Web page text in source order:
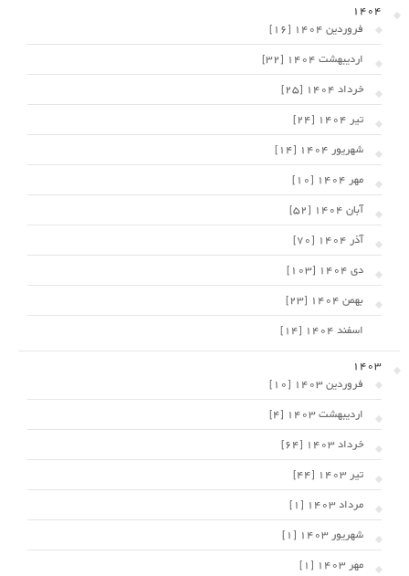
1404
فروردین 1404 [16]
اردیبهشت 1404 [32]
خرداد 1404 [25]
تیر 1404 [24]
شهریور 1404 [14]
مهر 1404 [10]
آبان 1404 [52]
آذر 1404 [70]
دی 1404 [103]
بهمن 1404 [23]
اسفند 1404 [14]
1403
فروردین 1403 [10]
اردیبهشت 1403 [4]
خرداد 1403 [64]
تیر 1403 [44]
مرداد 1403 [1]
شهریور 1403 [1]
مهر 1403 [1]